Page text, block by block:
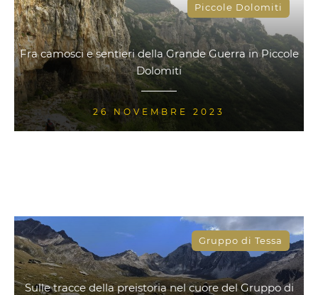
Piccole Dolomiti
Fra camosci e sentieri della Grande Guerra in Piccole
Dolomiti
26 NOVEMBRE 2023
Gruppo di Tessa
Sulle tracce della preistoria nel cuore del Gruppo di